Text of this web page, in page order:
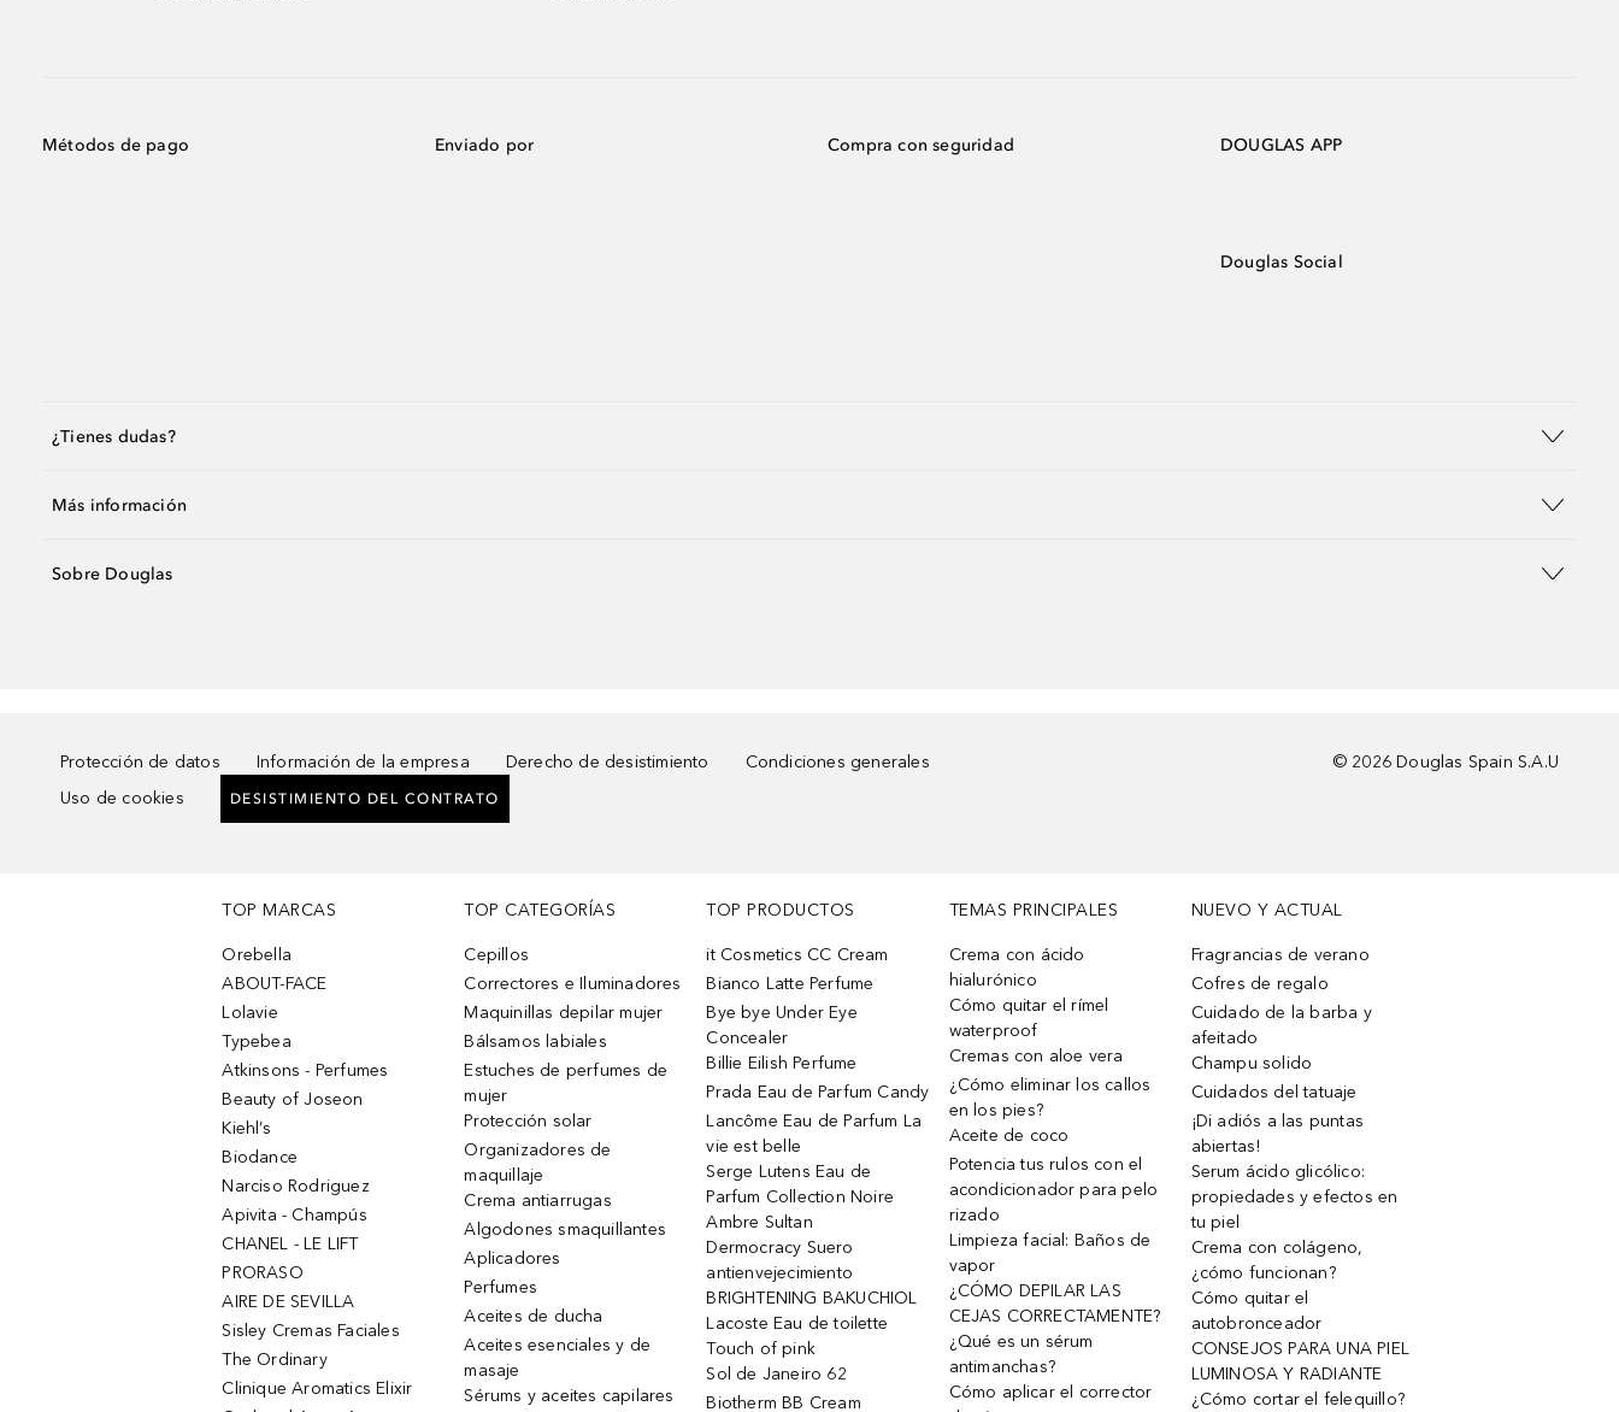
Métodos de pago Enviado por Compra con seguridad DOUGLAS APP
Douglas Social
¿Tienes dudas?
Más información
Sobre Douglas
Protección de datos Información de la empresa Derecho de desistimiento
Condiciones generales
Uso de cookies
DESISTIMIENTO DEL CONTRATO
© 2026 Douglas Spain S.A.U
TOP MARCAS
Orebella
ABOUT-FACE
Lolavie
Typebea
Atkinsons - Perfumes
Beauty of Joseon
Kiehl’s
Biodance
Narciso Rodriguez
Apivita - Champús
CHANEL - LE LIFT
PRORASO
AIRE DE SEVILLA
Sisley Cremas Faciales
The Ordinary
Clinique Aromatics Elixir
TOP CATEGORÍAS
Cepillos
Correctores e Iluminadores
Maquinillas depilar mujer
Bálsamos labiales
Estuches de perfumes de
mujer
Protección solar
Organizadores de
maquillaje
Crema antiarrugas
Algodones smaquillantes
Aplicadores
Perfumes
Aceites de ducha
Aceites esenciales y de
masaje
Sérums y aceites capilares
TOP PRODUCTOS
it Cosmetics CC Cream
Bianco Latte Perfume
Bye bye Under Eye
Concealer
Billie Eilish Perfume
Prada Eau de Parfum Candy
Lancôme Eau de Parfum La
vie est belle
Serge Lutens Eau de
Parfum Collection Noire
Ambre Sultan
Dermocracy Suero
antienvejecimiento
BRIGHTENING BAKUCHIOL
Lacoste Eau de toilette
Touch of pink
Sol de Janeiro 62
Biotherm BB Cream
TEMAS PRINCIPALES
Crema con ácido
hialurónico
Cómo quitar el rímel
waterproof
Cremas con aloe vera
¿Cómo eliminar los callos
en los pies?
Aceite de coco
Potencia tus rulos con el
acondicionador para pelo
rizado
Limpieza facial: Baños de
vapor
¿CÓMO DEPILAR LAS
CEJAS CORRECTAMENTE?
¿Qué es un sérum
antimanchas?
Cómo aplicar el corrector
NUEVO Y ACTUAL
Fragrancias de verano
Cofres de regalo
Cuidado de la barba y
afeitado
Champu solido
Cuidados del tatuaje
¡Di adiós a las puntas
abiertas!
Serum ácido glicólico:
propiedades y efectos en
tu piel
Crema con colágeno,
¿cómo funcionan?
Cómo quitar el
autobronceador
CONSEJOS PARA UNA PIEL
LUMINOSA Y RADIANTE
¿Cómo cortar el felequillo?